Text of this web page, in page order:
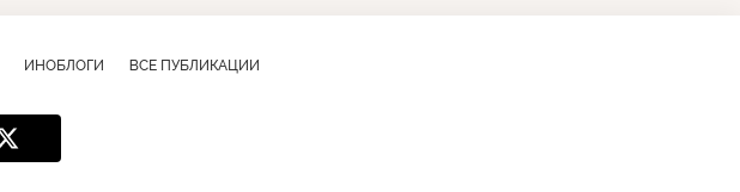
ИНОБЛОГИ ВСЕ ПУБЛИКАЦИИ